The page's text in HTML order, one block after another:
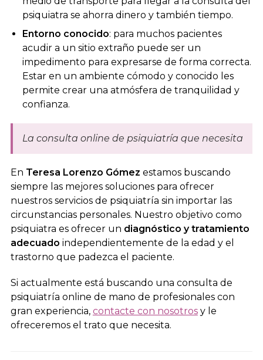
psiquiatra se ahorra dinero y también tiempo.
Entorno conocido: para muchos pacientes
acudir a un sitio extraño puede ser un
impedimento para expresarse de forma correcta.
Estar en un ambiente cómodo y conocido les
permite crear una atmósfera de tranquilidad y
confianza.
La consulta online de psiquiatría que necesita
En Teresa Lorenzo Gómez estamos buscando
siempre las mejores soluciones para ofrecer
nuestros servicios de psiquiatría sin importar las
circunstancias personales. Nuestro objetivo como
psiquiatra es ofrecer un diagnóstico y tratamiento
adecuado independientemente de la edad y el
trastorno que padezca el paciente.
Si actualmente está buscando una consulta de
psiquiatría online de mano de profesionales con
gran experiencia, contacte con nosotrosy le
ofreceremos el trato que necesita.